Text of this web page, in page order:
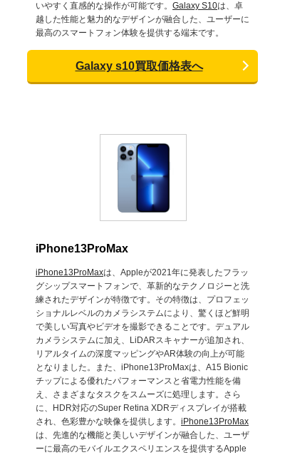
いやすく直感的な操作が可能です。 Galaxy S10は、卓
越した性能と魅力的なデザインが融合した、ユーザーに
最高のスマートフォン体験を提供する端末です。
Galaxy s10買取価格表へ
iPhone13ProMax
iPhone13ProMaxは、Appleが2021年に発表したフラッ
グシップスマートフォンで、革新的なテクノロジーと洗
練されたデザインが特徴です。その特徴は、プロフェッ
ショナルレベルのカメラシステムにより、驚くほど鮮明
で美しい写真やビデオを撮影できることです。デュアル
カメラシステムに加え、LiDARスキャナーが追加され、
リアルタイムの深度マッピングやAR体験の向上が可能
となりました。また、iPhone13ProMaxは、A15 Bionic
チップによる優れたパフォーマンスと省電力性能を備
え、さまざまなタスクをスムーズに処理します。さら
に、HDR対応のSuper Retina XDRディスプレイが搭載
され、色彩豊かな映像を提供します。 iPhone13ProMax
は、先進的な機能と美しいデザインが融合した、ユーザ
ーに最高のモバイルエクスペリエンスを提供するApple